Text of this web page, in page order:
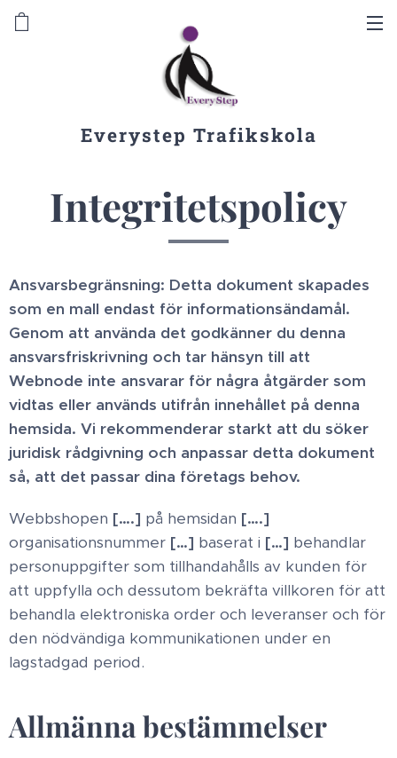
Everystep Trafikskola
Integritetspolicy
Ansvarsbegränsning: Detta dokument skapades
som en mall endast för informationsändamål.
Genom att använda det godkänner du denna
ansvarsfriskrivning och tar hänsyn till att
Webnode inte ansvarar för några åtgärder som
vidtas eller används utifrån innehållet på denna
hemsida. Vi rekommenderar starkt att du söker
juridisk rådgivning och anpassar detta dokument
så, att det passar dina företags behov.
Webbshopen [….] på hemsidan [….]
organisationsnummer […] baserat i […] behandlar
personuppgifter som tillhandahålls av kunden för
att uppfylla och dessutom bekräfta villkoren för att
behandla elektroniska order och leveranser och för
den nödvändiga kommunikationen under en
lagstadgad period.
Allmänna bestämmelser